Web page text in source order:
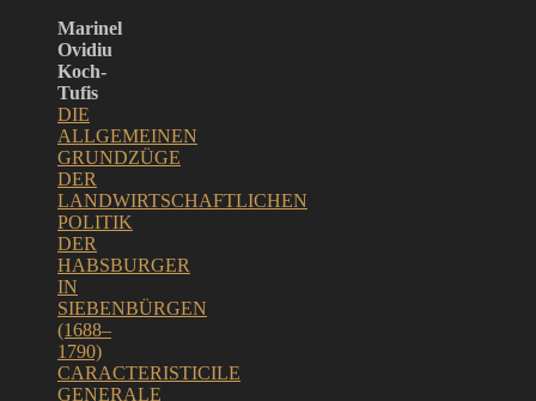
Marinel
Ovidiu
Koch-
Tufis
DIE
ALLGEMEINEN
GRUNDZÜGE
DER
LANDWIRTSCHAFTLICHEN
POLITIK
DER
HABSBURGER
IN
SIEBENBÜRGEN
(1688–
1790)
CARACTERISTICILE
GENERALE